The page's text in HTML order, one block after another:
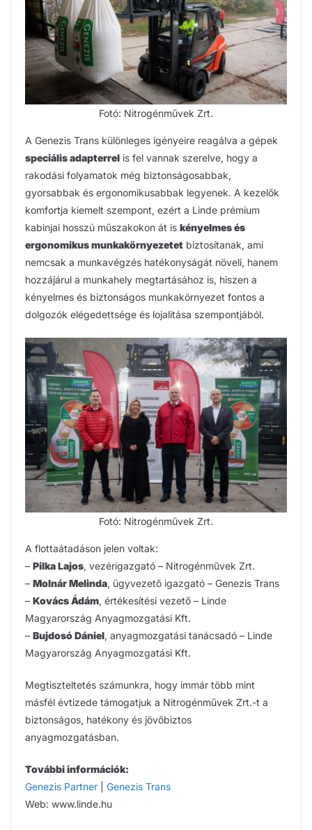
Fotó: Nitrogénművek Zrt.
A Genezis Trans különleges igényeire reagálva a gépek
speciális adapterrel is fel vannak szerelve, hogy a
rakodási folyamatok még biztonságosabbak,
gyorsabbak és ergonomikusabbak legyenek. A kezelők
komfortja kiemelt szempont, ezért a Linde prémium
kabinjai hosszú műszakokon át is kényelmes és
ergonomikus munkakörnyezetet biztosítanak, ami
nemcsak a munkavégzés hatékonyságát növeli, hanem
hozzájárul a munkahely megtartásához is, hiszen a
kényelmes és biztonságos munkakörnyezet fontos a
dolgozók elégedettsége és lojalitása szempontjából.
Fotó: Nitrogénművek Zrt.
A flottaátadáson jelen voltak:
– Pilka Lajos, vezérigazgató – Nitrogénművek Zrt.
– Molnár Melinda, ügyvezető igazgató – Genezis Trans
– Kovács Ádám, értékesítési vezető – Linde
Magyarország Anyagmozgatási Kft.
– Bujdosó Dániel, anyagmozgatási tanácsadó – Linde
Magyarország Anyagmozgatási Kft.
Megtiszteltetés számunkra, hogy immár több mint
másfél évtizede támogatjuk a Nitrogénművek Zrt.-t a
biztonságos, hatékony és jövőbiztos
anyagmozgatásban.
További információk:
Genezis Partner
Genezis Trans
Web: www.linde.hu